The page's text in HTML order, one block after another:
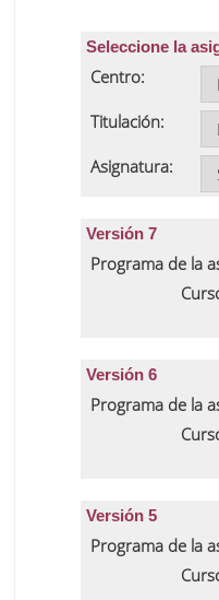
Seleccione la
Centro:
Titulación:
Asignatura:
Versión 7
Programa de la
Versión 6
Programa de la
Versión 5
Programa de la